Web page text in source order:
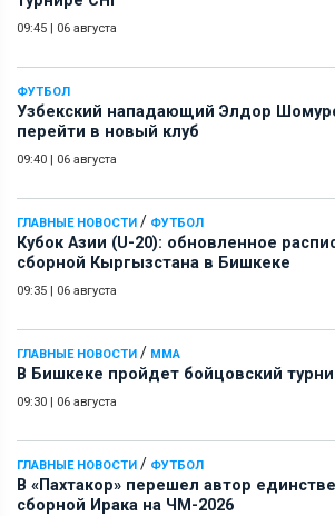
09:45 | 06 августа
ФУТБОЛ
Узбекский нападающий Элдор
перейти в новый клуб
09:40 | 06 августа
ГЛАВНЫЕ НОВОСТИ / ФУТБОЛ
Кубок Азии (U-20): обновленное
сборной Кыргызстана в Бишкеке
09:35 | 06 августа
ГЛАВНЫЕ НОВОСТИ / ММА
В Бишкеке пройдет бойцовский
09:30 | 06 августа
ГЛАВНЫЕ НОВОСТИ / ФУТБОЛ
В «Пахтакор» перешел автор
сборной Ирака на ЧМ-2026